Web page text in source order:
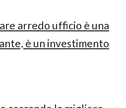
arredo ufficio è una
è un investimento